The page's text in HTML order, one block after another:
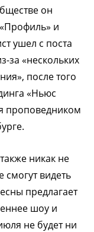
он
и
ушел с поста
за «нескольких
после того
«Ньюс
проповедником
никак не
видеть
предлагает
шоу и
не будет ни